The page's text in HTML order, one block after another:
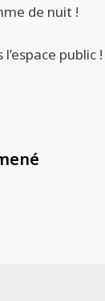
de nuit !
public !
: